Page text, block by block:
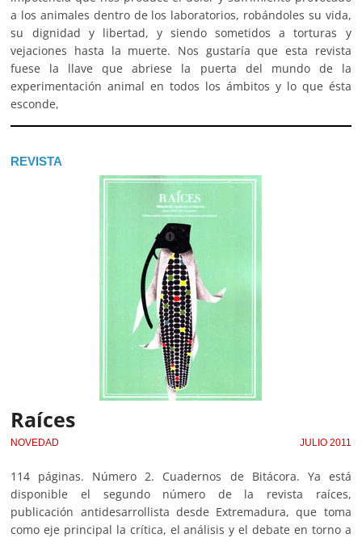
a los animales dentro de los laboratorios, robándoles su vida,
su dignidad y libertad, y siendo sometidos a torturas y
vejaciones hasta la muerte. Nos gustaría que esta revista
fuese la llave que abriese la puerta del mundo de la
experimentación animal en todos los ámbitos y lo que ésta
esconde,
REVISTA
Raíces
NOVEDAD JULIO 2011
114 páginas. Número 2. Cuadernos de Bitácora. Ya está
disponible el segundo número de la revista raíces,
publicación antidesarrollista desde Extremadura, que toma
como eje principal la crítica, el análisis y el debate en torno a